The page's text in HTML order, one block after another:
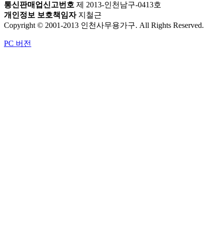
통신판매업신고번호 제 2013-인천남구-0413호
개인정보 보호책임자지철근
Copyright © 2001-2013 인천사무용가구. All Rights Reserved.
PC 버전